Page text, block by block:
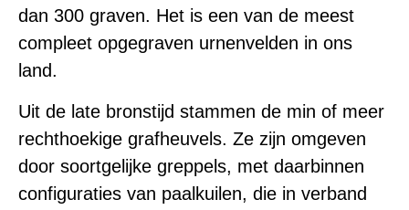
dan 300 graven. Het is een van de meest
compleet opgegraven urnenvelden in ons
land.
Uit de late bronstijd stammen de min of meer
rechthoekige grafheuvels. Ze zijn omgeven
door soortgelijke greppels, met daarbinnen
configuraties van paalkuilen, die in verband